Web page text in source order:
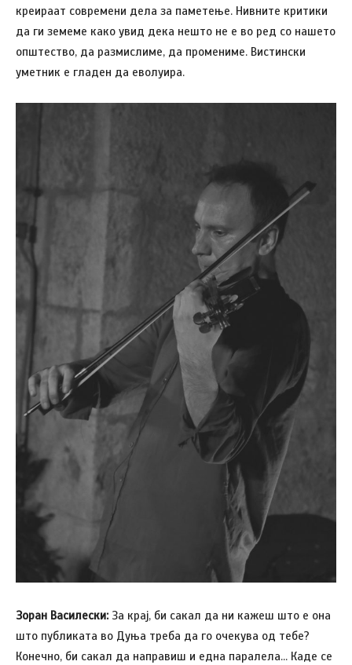
креираат современи дела за паметење. Нивните критики
да ги земеме како увид дека нешто не е во ред со нашето
општество, да размислиме, да промениме. Вистински
уметник е гладен да еволуира.
Зоран Василески: За крај, би сакал да ни кажеш што е она
што публиката во Дуња треба да го очекува од тебе?
Конечно, би сакал да направиш и една паралела… Каде се